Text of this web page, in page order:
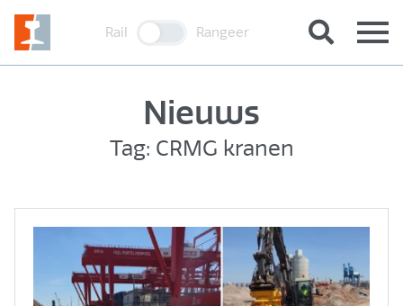
Rail Rangeer
Nieuws
Tag: CRMG kranen